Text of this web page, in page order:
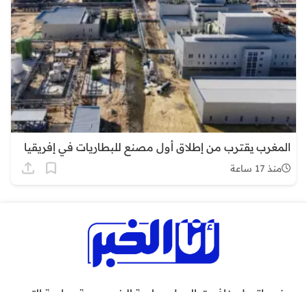
المغرب يقترب من إطلاق أول مصنع للبطاريات في إفريقيا
منذ 17 ساعة